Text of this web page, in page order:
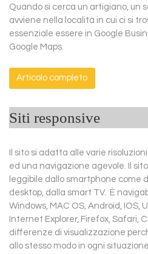
Quando si cerca un artigiano, un
avviene nella località in cui ci si
essenziale essere in Google
Google Maps.
Articolo completo
Siti responsive
Il sito si adatta alle varie
ed una navigazione agevole. Il
leggibile dallo smartphone come
desktop, dalla smart TV. È
Windows, MAC OS, Android, IOS,
Internet Explorer, Firefox, Safari,
differenze di visualizzazione
allo stesso modo in ogni